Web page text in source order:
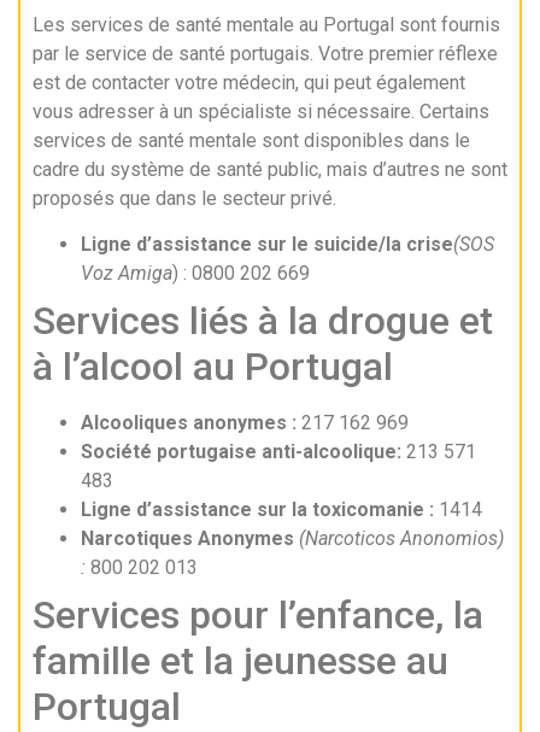
Les services de santé mentale au Portugal sont fournis
par le service de santé portugais. Votre premier réflexe
est de contacter votre médecin, qui peut également
vous adresser à un spécialiste si nécessaire. Certains
services de santé mentale sont disponibles dans le
cadre du système de santé public, mais d’autres ne sont
proposés que dans le secteur privé.
Ligne d’assistance sur le suicide/la crise(SOS
Voz Amiga) : 0800 202 669
Services liés à la drogue et
à l’alcool au Portugal
Alcooliques anonymes : 217 162 969
Société portugaise anti-alcoolique: 213 571
483
Ligne d’assistance sur la toxicomanie : 1414
Narcotiques Anonymes (Narcoticos Anonomios)
: 800 202 013
Services pour l’enfance, la
famille et la jeunesse au
Portugal